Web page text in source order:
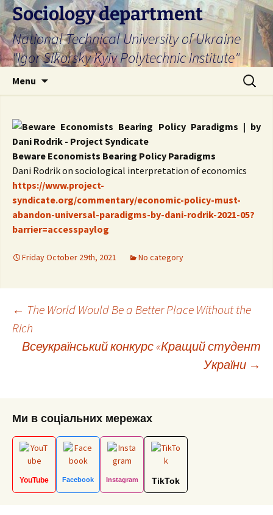
Skip
to
content
Sociology department
National Technical University of Ukraine
"Igor Sikorsky Kyiv Polytechnic Institute"
Menu
Search
for:
Beware Economists Bearing Policy Paradigms
Dani Rodrik on sociological interpretation of economics
https://www.project-
syndicate.org/commentary/economic-policy-must-
abandon-universal-paradigms-by-dani-rodrik-2021-05?
barrier=accesspaylog
Friday October 29th, 2021 No category
Post
navigation
← The World Would Be a Better Place Without the
Rich
Всеукраїнський конкурс «Кращий студент
України →
Ми в соціальних мережах
YouTube Facebook Instagram TikTok